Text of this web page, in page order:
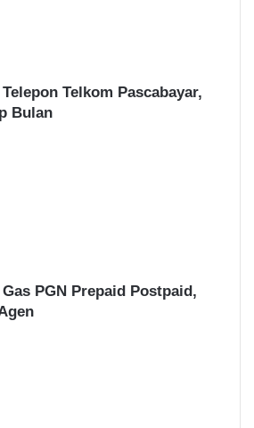
Telkom Pascabayar,
Bulan
PGN Prepaid Postpaid,